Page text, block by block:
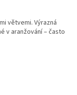
větvemi. Výrazná
v aranžování – často